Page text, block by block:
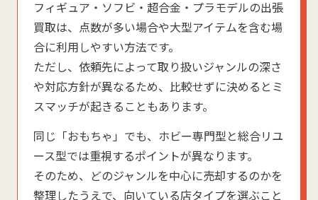
フィギュア・ソフビ・超合金・プラモデルの出張
買取は、点数が多い場合や大型アイテムを含む場
合に利用しやすい方法です。
ただし、依頼先によって取り扱いジャンルの深さ
や対応方針が異なるため、比較せずに決めるとミ
スマッチが起きることもあります。
同じ「おもちゃ」でも、ホビー専門型と総合リユ
ース型では重視するポイントが異なります。
そのため、どのジャンルを中心に売却するのかを
整理したうえで、向いている店タイプを選ぶこと